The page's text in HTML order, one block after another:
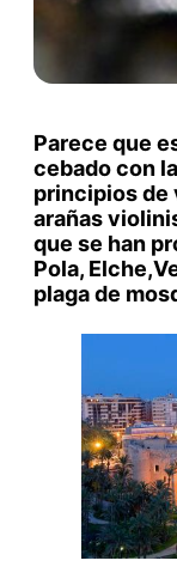
Parece que
cebado con
principios de
arañas
que se han
Pola,
plaga de